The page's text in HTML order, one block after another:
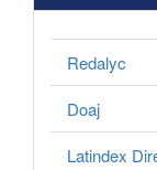
Redalyc
Doaj
Latindex